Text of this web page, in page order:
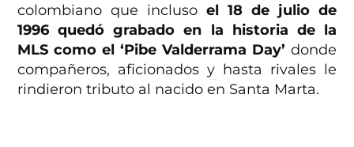
colombiano que inclusoel 18 de julio de
1996 quedó grabado en la historia de la
MLS como el ‘Pibe Valderrama Day’ donde
compañeros, aficionados y hasta rivales le
rindieron tributo al nacido en Santa Marta.